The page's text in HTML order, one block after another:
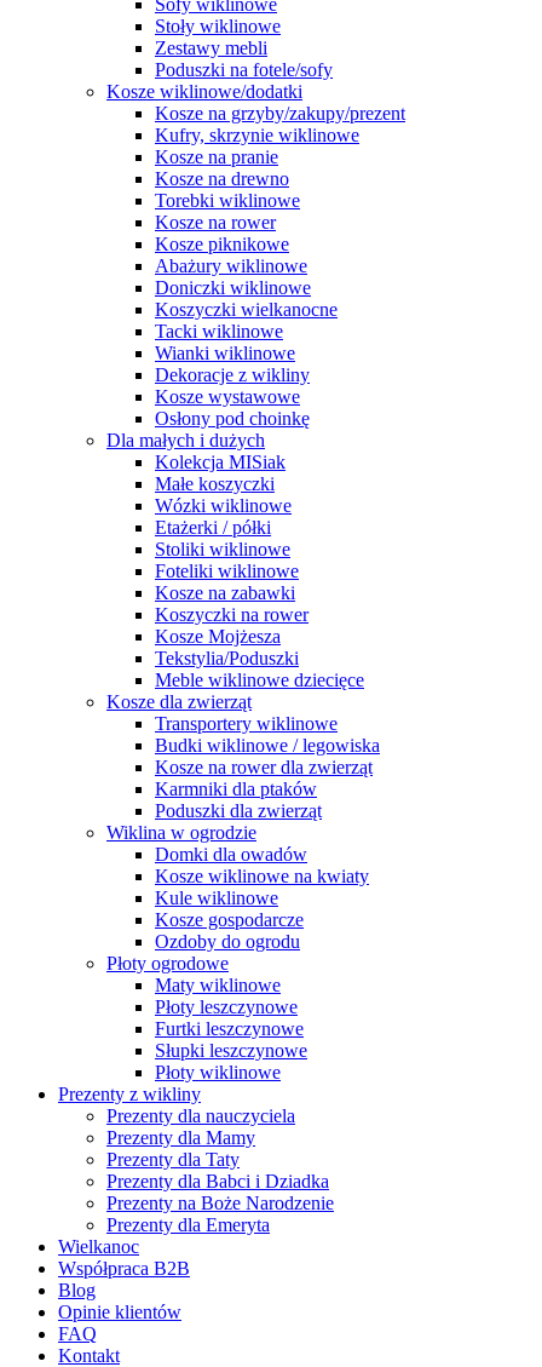
Sofy wiklinowe
Stoły wiklinowe
Zestawy mebli
Poduszki na fotele/sofy
Kosze wiklinowe/dodatki
Kosze na grzyby/zakupy/prezent
Kufry, skrzynie wiklinowe
Kosze na pranie
Kosze na drewno
Torebki wiklinowe
Kosze na rower
Kosze piknikowe
Abażury wiklinowe
Doniczki wiklinowe
Koszyczki wielkanocne
Tacki wiklinowe
Wianki wiklinowe
Dekoracje z wikliny
Kosze wystawowe
Osłony pod choinkę
Dla małych i dużych
Kolekcja MISiak
Małe koszyczki
Wózki wiklinowe
Etażerki / półki
Stoliki wiklinowe
Foteliki wiklinowe
Kosze na zabawki
Koszyczki na rower
Kosze Mojżesza
Tekstylia/Poduszki
Meble wiklinowe dziecięce
Kosze dla zwierząt
Transportery wiklinowe
Budki wiklinowe / legowiska
Kosze na rower dla zwierząt
Karmniki dla ptaków
Poduszki dla zwierząt
Wiklina w ogrodzie
Domki dla owadów
Kosze wiklinowe na kwiaty
Kule wiklinowe
Kosze gospodarcze
Ozdoby do ogrodu
Płoty ogrodowe
Maty wiklinowe
Płoty leszczynowe
Furtki leszczynowe
Słupki leszczynowe
Płoty wiklinowe
Prezenty z wikliny
Prezenty dla nauczyciela
Prezenty dla Mamy
Prezenty dla Taty
Prezenty dla Babci i Dziadka
Prezenty na Boże Narodzenie
Prezenty dla Emeryta
Wielkanoc
Współpraca B2B
Blog
Opinie klientów
FAQ
Kontakt